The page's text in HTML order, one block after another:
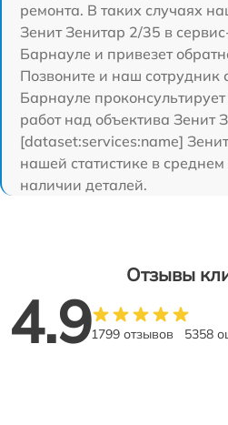
ремонта. В таких случаях
Зенит Зенитар 2/35 в
Барнауле и привезет
Позвоните и наш сотрудник
Барнауле
работ над объектива Зенит
[dataset:services:name]
нашей статистике в
наличии деталей.
Отзывы
4.91799 отзывов 5358